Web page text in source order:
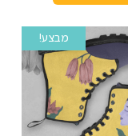
מבצע!